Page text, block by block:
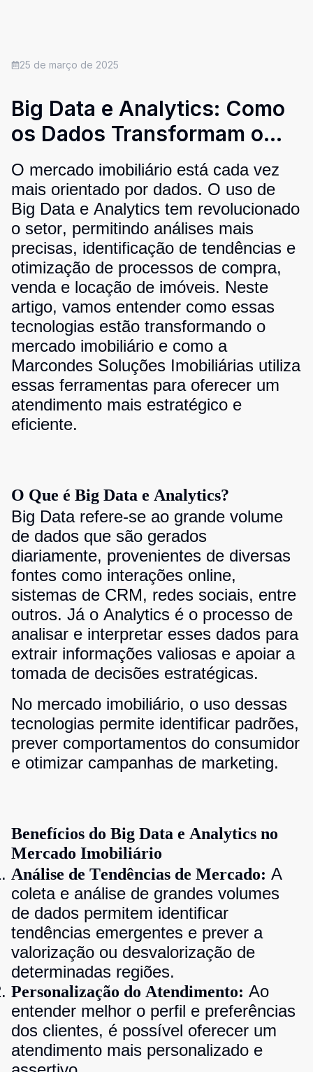
25 de março de 2025
Big Data e Analytics: Como
os Dados Transformam o
Mercado Imobiliário
O mercado imobiliário está cada vez
mais orientado por dados. O uso de
Big Data e Analytics tem revolucionado
o setor, permitindo análises mais
precisas, identificação de tendências e
otimização de processos de compra,
venda e locação de imóveis. Neste
artigo, vamos entender como essas
tecnologias estão transformando o
mercado imobiliário e como a
Marcondes Soluções Imobiliárias utiliza
essas ferramentas para oferecer um
atendimento mais estratégico e
eficiente.
O Que é Big Data e Analytics?
Big Data refere-se ao grande volume
de dados que são gerados
diariamente, provenientes de diversas
fontes como interações online,
sistemas de CRM, redes sociais, entre
outros. Já o Analytics é o processo de
analisar e interpretar esses dados para
extrair informações valiosas e apoiar a
tomada de decisões estratégicas.
No mercado imobiliário, o uso dessas
tecnologias permite identificar padrões,
prever comportamentos do consumidor
e otimizar campanhas de marketing.
Benefícios do Big Data e Analytics no
Mercado Imobiliário
Análise de Tendências de Mercado: A
coleta e análise de grandes volumes
de dados permitem identificar
tendências emergentes e prever a
valorização ou desvalorização de
determinadas regiões.
Personalização do Atendimento: Ao
entender melhor o perfil e preferências
dos clientes, é possível oferecer um
atendimento mais personalizado e